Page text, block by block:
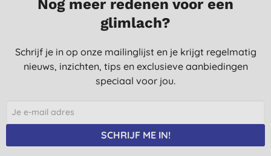
Nog meer redenen voor een
glimlach?
Schrijf je in op onze mailinglijst en je krijgt regelmatig
nieuws, inzichten, tips en exclusieve aanbiedingen
speciaal voor jou.
SCHRIJF ME IN!